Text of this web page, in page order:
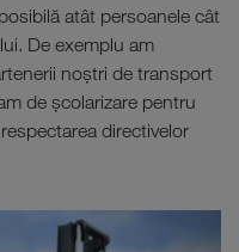
atât persoanele cât
De exemplu am
noştri de transport
de şcolarizare pentru
directivelor